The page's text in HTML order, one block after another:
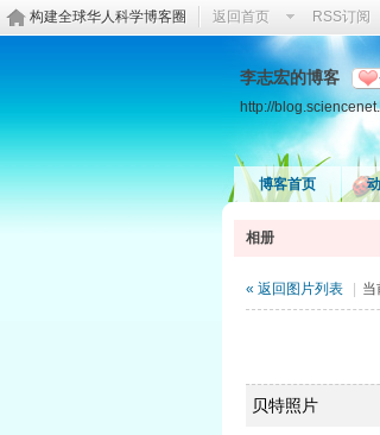
构建全球华人科学博客圈 返回首页 RSS订阅
李志宏的博客
http://
博客首页
相册
« 返回图片列表 当
贝特照片